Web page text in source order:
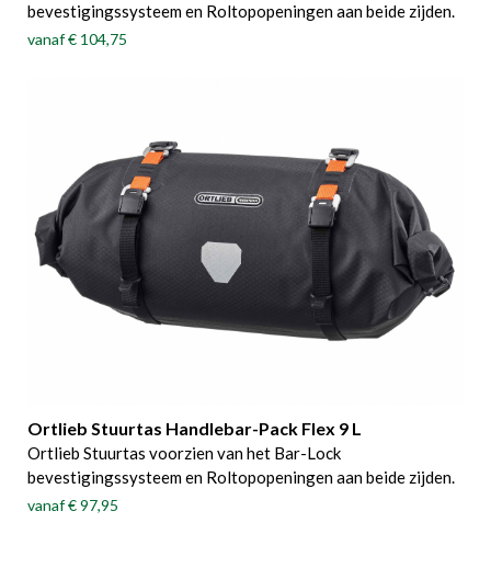
bevestigingssysteem en Roltopopeningen aan beide zijden.
vanaf€ 104,75
Ortlieb Stuurtas Handlebar-Pack Flex 9 L
Ortlieb Stuurtas voorzien van het Bar-Lock
bevestigingssysteem en Roltopopeningen aan beide zijden.
vanaf€ 97,95